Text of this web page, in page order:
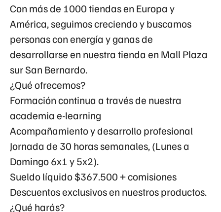
Con más de 1000 tiendas en Europa y
América, seguimos creciendo y buscamos
personas con energía y ganas de
desarrollarse en nuestra tienda en Mall Plaza
sur San Bernardo.
¿Qué ofrecemos?
Formación continua a través de nuestra
academia e-learning
Acompañamiento y desarrollo profesional
Jornada de 30 horassemanales,(Lunes a
Domingo 6x1 y 5x2).
Sueldo líquido$367.500+ comisiones
Descuentos exclusivos en nuestros productos.
¿Qué harás?